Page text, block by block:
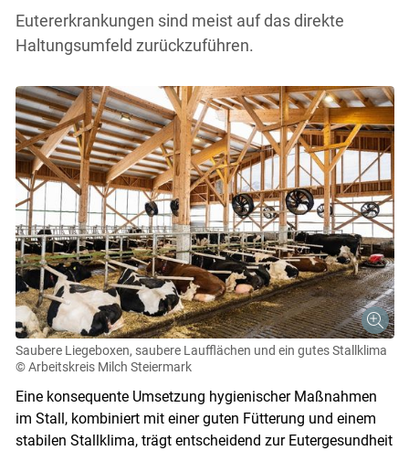
Eutererkrankungen sind meist auf das direkte
Haltungsumfeld zurückzuführen.
Saubere Liegeboxen, saubere Laufflächen und ein gutes Stallklima
© Arbeitskreis Milch Steiermark
Eine konsequente Umsetzung hygienischer Maßnahmen
im Stall, kombiniert mit einer guten Fütterung und einem
stabilen Stallklima, trägt entscheidend zur Eutergesundheit